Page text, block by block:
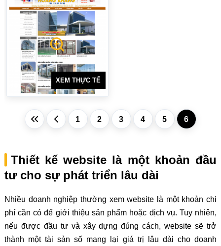
XEM THỰC TẾ
1 2 3 4 5 6
Thiết kế website là một khoản đầu
tư cho sự phát triển lâu dài
Nhiều doanh nghiệp thường xem website là một khoản chi
phí cần có để giới thiệu sản phẩm hoặc dịch vụ. Tuy nhiên,
nếu được đầu tư và xây dựng đúng cách, website sẽ trở
thành một tài sản số mang lại giá trị lâu dài cho doanh